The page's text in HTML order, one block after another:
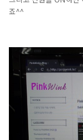
죠^^